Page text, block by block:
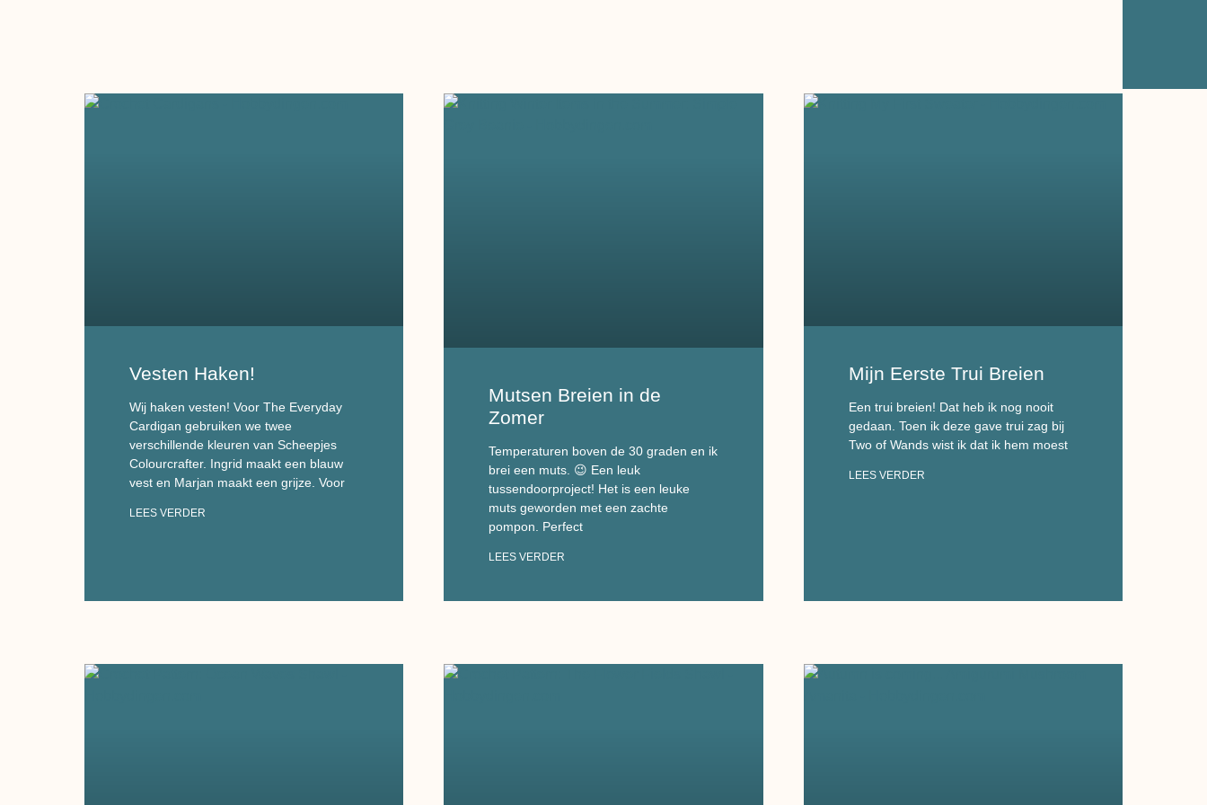
Vesten Haken!
Wij haken vesten! Voor The Everyday
Cardigan gebruiken we twee
verschillende kleuren van Scheepjes
Colourcrafter. Ingrid maakt een blauw
vest en Marjan maakt een grijze. Voor
LEES VERDER
Mutsen Breien in de
Zomer
Temperaturen boven de 30 graden en ik
brei een muts. 😉 Een leuk
tussendoorproject! Het is een leuke
muts geworden met een zachte
pompon. Perfect
LEES VERDER
Mijn Eerste Trui Breien
Een trui breien! Dat heb ik nog nooit
gedaan. Toen ik deze gave trui zag bij
Two of Wands wist ik dat ik hem moest
LEES VERDER